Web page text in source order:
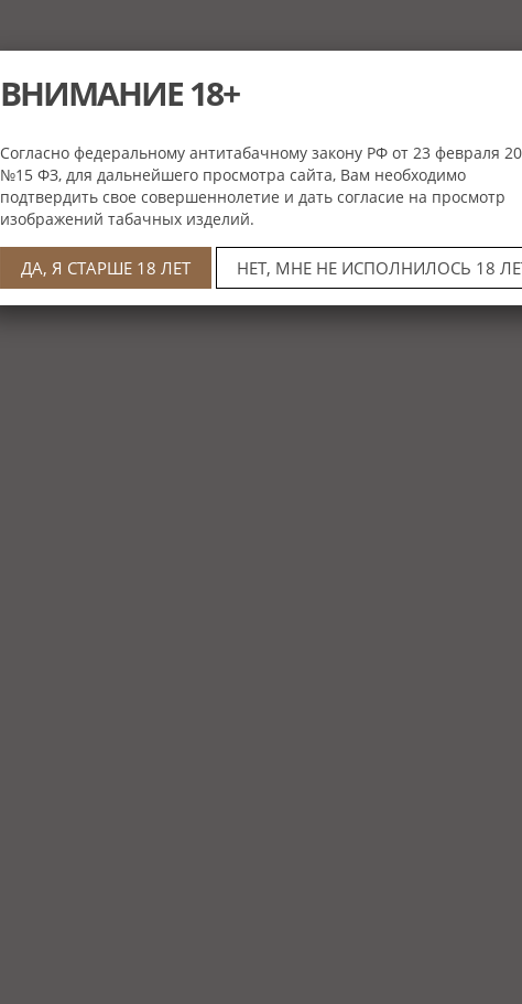
ВНИМАНИЕ 18+
Согласно федеральному антитабачному закону РФ от 23 февраля
№15 ФЗ, для дальнейшего просмотра сайта, Вам необходимо
подтвердить свое совершеннолетие и дать согласие на просмотр
изображений табачных изделий.
ДА, Я СТАРШЕ 18 ЛЕТ НЕТ, МНЕ НЕ ИСПОЛНИЛОСЬ 18